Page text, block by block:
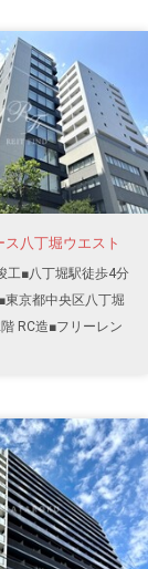
ス八丁堀ウエスト
工■八丁堀駅徒歩4分
東京都中央区八丁堀
RC造■フリーレン